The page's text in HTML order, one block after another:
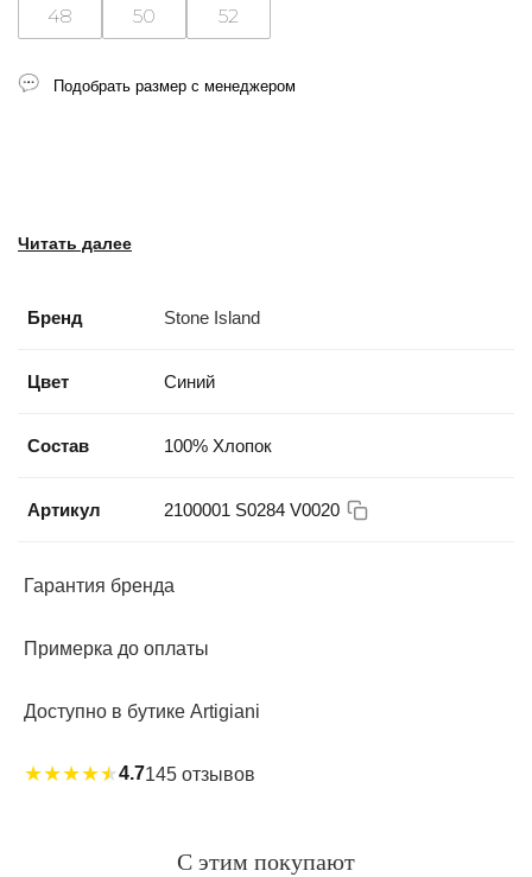
Читать далее
Бренд Stone Island
Цвет Синий
Состав 100% Хлопок
Артикул 2100001 S0284 V0020
Гарантия бренда
Примерка до оплаты
Доступно в бутике Artigiani
★★★★★4.7145 отзывов
48 50 52
Подобрать размер с менеджером
С этим покупают